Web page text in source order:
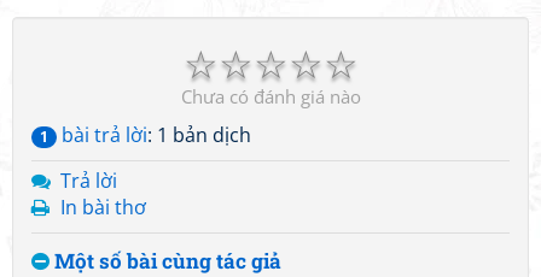
☆
☆
☆
☆
☆
Chưa có đánh giá nào
1 bài trả lời: 1 bản dịch
Trả lời
In bài thơ
Một số bài cùng tác giả